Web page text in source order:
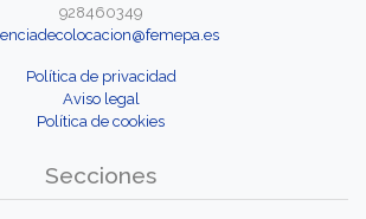
928460349
Política de privacidad
Aviso legal
Política de cookies
Secciones